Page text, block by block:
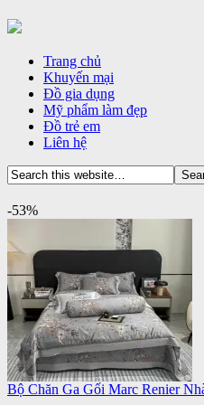
Trang chủ
Khuyến mại
Đồ gia dụng
Mỹ phẩm làm đẹp
Đồ trẻ em
Liên hệ
-53%
Bộ Chăn Ga Gối Marc Renier